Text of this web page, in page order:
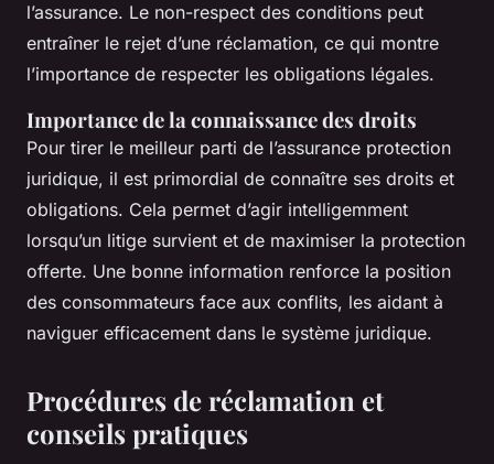
l’assurance. Le non-respect des conditions peut
entraîner le rejet d’une réclamation, ce qui montre
l’importance de respecter les obligations légales.
Importance de la connaissance des droits
Pour tirer le meilleur parti de l’assurance protection
juridique, il est primordial de connaître ses droits et
obligations. Cela permet d’agir intelligemment
lorsqu’un litige survient et de maximiser la protection
offerte. Une bonne information renforce la position
des consommateurs face aux conflits, les aidant à
naviguer efficacement dans le système juridique.
Procédures de réclamation et
conseils pratiques